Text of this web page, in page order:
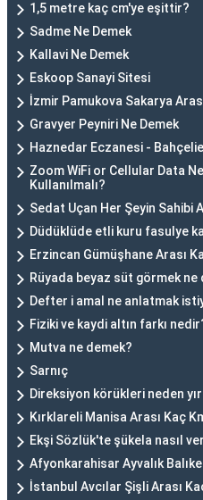
1,5 metre kaç cm'ye eşittir?
Sadme Ne Demek
Kallavi Ne Demek
Eskoop Sanayi Sitesi
İzmir Pamukova Sakarya
Gravyer Peyniri Ne Demek
Haznedar Eczanesi -
Zoom WiFi or Cellular Data
Kullanılmalı?
Sedat Uçan Her Şeyin Sahibi
Düdüklüde etli kuru fasulye
Erzincan Gümüşhane Arası
Rüyada beyaz süt görmek ne
Defter i amal ne anlatmak
Fiziki ve kaydi altın farkı
Mutva ne demek?
Sarnıç
Direksiyon körükleri neden
Kırklareli Manisa Arası Kaç
Ekşi Sözlük'te şükela nasıl
Afyonkarahisar Ayvalık
İstanbul Avcılar Şişli Arası